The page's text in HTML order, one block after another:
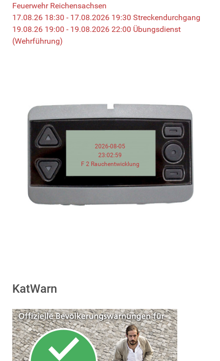
Feuerwehr Reichensachsen
17.08.26 18:30 - 17.08.2026 19:30 Streckendurchgang
19.08.26 19:00 - 19.08.2026 22:00 Übungsdienst
(Wehrführung)
2026-08-05
23:02:59
F 2 Rauchentwicklung
KatWarn